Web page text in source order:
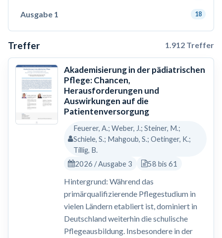
Ausgabe 1 18
Treffer 1.912 Treffer
Akademisierung in der pädiatrischen
Pflege: Chancen,
Herausforderungen und
Auswirkungen auf die
Patientenversorgung
Feuerer, A.; Weber, J.; Steiner, M.;
Schiele, S.; Mahgoub, S.; Oetinger, K.;
Tillig, B.
2026 / Ausgabe 3
58 bis 61
Hintergrund: Während das
primärqualifizierende Pflegestudium in
vielen Ländern etabliert ist, dominiert in
Deutschland weiterhin die schulische
Pflegeausbildung. Insbesondere in der